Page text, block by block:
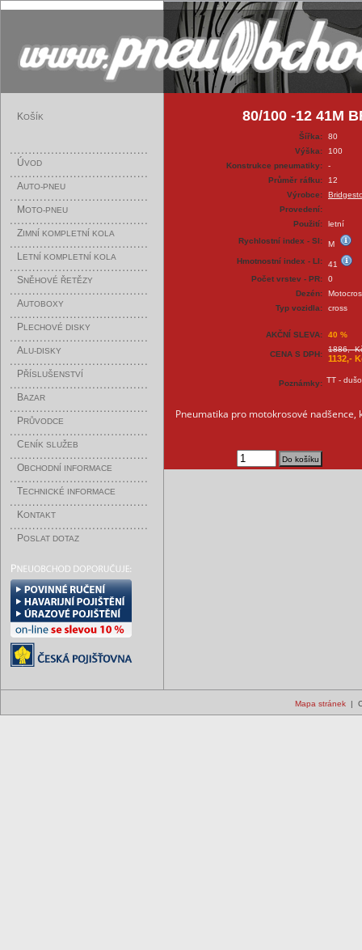
KOŠÍK
ÚVOD
AUTO-PNEU
MOTO-PNEU
ZIMNÍ KOMPLETNÍ KOLA
LETNÍ KOMPLETNÍ KOLA
SNĚHOVÉ ŘETĚZY
AUTOBOXY
PLECHOVÉ DISKY
ALU-DISKY
PŘÍSLUŠENSTVÍ
BAZAR
PRŮVODCE
CENÍK SLUŽEB
OBCHODNÍ INFORMACE
TECHNICKÉ INFORMACE
KONTAKT
POSLAT DOTAZ
80/100 -12 41M
Šířka:
80
Výška:
100
Konstrukce pneumatiky:
-
Průměr ráfku:
12
Výrobce:
Provedení:
Použití:
letní
Rychlostní index - SI:
M
Hmotnostní index - LI:
41
Počet vrstev - PR:
0
Dezén:
Typ vozidla:
cross
AKČNÍ SLEVA: 40 %
CENA S DPH:
1886,-
1132,-
Poznámky: TT -
Pneumatika pro motokrosové
Mapa stránek|